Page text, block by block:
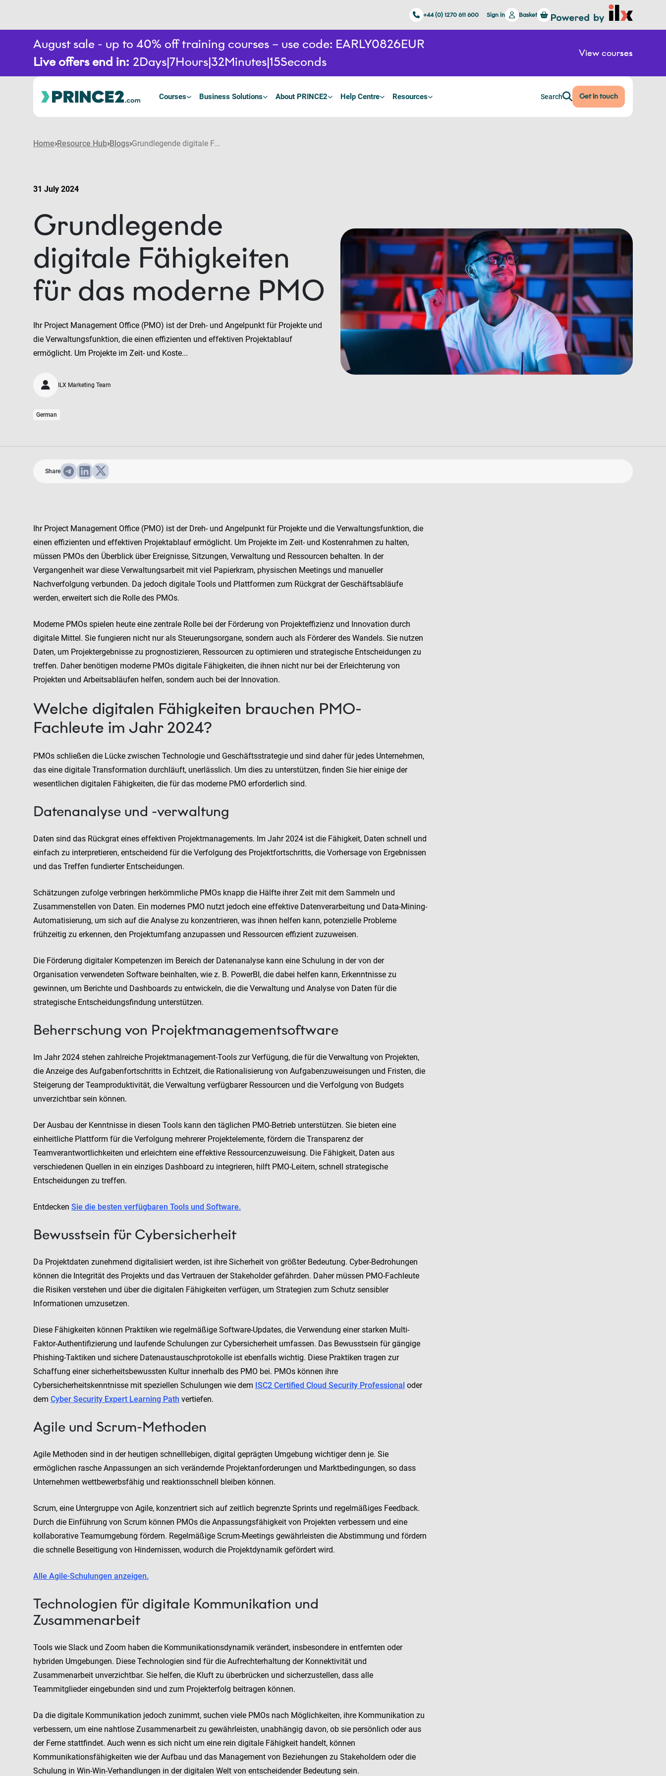
August sale - up to 40% off training courses – use code: EARLY0826EUR
Live offers end in: 2Days 7Hours 32Minutes 14Seconds
View courses
+44 (0) 1270 611 600 Sign in Basket
Courses Business Solutions About PRINCE2 Help Centre Resources Search Get in touch
Home Resource Hub Blogs Grundlegende digitale Fähigkeiten für das moderne PMO
31 July 2024
Grundlegende
digitale Fähigkeiten
für das moderne PMO
Ihr Project Management Office (PMO) ist der Dreh- und Angelpunkt für Projekte und
die Verwaltungsfunktion, die einen effizienten und effektiven Projektablauf
ermöglicht. Um Projekte im Zeit- und Koste...
ILX Marketing Team
German
Share
Ihr Project Management Office (PMO) ist der Dreh- und Angelpunkt für Projekte und die Verwaltungsfunktion, die
einen effizienten und effektiven Projektablauf ermöglicht. Um Projekte im Zeit- und Kostenrahmen zu halten,
müssen PMOs den Überblick über Ereignisse, Sitzungen, Verwaltung und Ressourcen behalten. In der
Vergangenheit war diese Verwaltungsarbeit mit viel Papierkram, physischen Meetings und manueller
Nachverfolgung verbunden. Da jedoch digitale Tools und Plattformen zum Rückgrat der Geschäftsabläufe
werden, erweitert sich die Rolle des PMOs.
Moderne PMOs spielen heute eine zentrale Rolle bei der Förderung von Projekteffizienz und Innovation durch
digitale Mittel. Sie fungieren nicht nur als Steuerungsorgane, sondern auch als Förderer des Wandels. Sie nutzen
Daten, um Projektergebnisse zu prognostizieren, Ressourcen zu optimieren und strategische Entscheidungen zu
treffen. Daher benötigen moderne PMOs digitale Fähigkeiten, die ihnen nicht nur bei der Erleichterung von
Projekten und Arbeitsabläufen helfen, sondern auch bei der Innovation.
Welche digitalen Fähigkeiten brauchen PMO-
Fachleute im Jahr 2024?
PMOs schließen die Lücke zwischen Technologie und Geschäftsstrategie und sind daher für jedes Unternehmen,
das eine digitale Transformation durchläuft, unerlässlich. Um dies zu unterstützen, finden Sie hier einige der
wesentlichen digitalen Fähigkeiten, die für das moderne PMO erforderlich sind.
Datenanalyse und -verwaltung
Daten sind das Rückgrat eines effektiven Projektmanagements. Im Jahr 2024 ist die Fähigkeit, Daten schnell und
einfach zu interpretieren, entscheidend für die Verfolgung des Projektfortschritts, die Vorhersage von Ergebnissen
und das Treffen fundierter Entscheidungen.
Schätzungen zufolge verbringen herkömmliche PMOs knapp die Hälfte ihrer Zeit mit dem Sammeln und
Zusammenstellen von Daten. Ein modernes PMO nutzt jedoch eine effektive Datenverarbeitung und Data-Mining-
Automatisierung, um sich auf die Analyse zu konzentrieren, was ihnen helfen kann, potenzielle Probleme
frühzeitig zu erkennen, den Projektumfang anzupassen und Ressourcen effizient zuzuweisen.
Die Förderung digitaler Kompetenzen im Bereich der Datenanalyse kann eine Schulung in der von der
Organisation verwendeten Software beinhalten, wie z. B. PowerBI, die dabei helfen kann, Erkenntnisse zu
gewinnen, um Berichte und Dashboards zu entwickeln, die die Verwaltung und Analyse von Daten für die
strategische Entscheidungsfindung unterstützen.
Beherrschung von Projektmanagementsoftware
Im Jahr 2024 stehen zahlreiche Projektmanagement-Tools zur Verfügung, die für die Verwaltung von Projekten,
die Anzeige des Aufgabenfortschritts in Echtzeit, die Rationalisierung von Aufgabenzuweisungen und Fristen, die
Steigerung der Teamproduktivität, die Verwaltung verfügbarer Ressourcen und die Verfolgung von Budgets
unverzichtbar sein können.
Der Ausbau der Kenntnisse in diesen Tools kann den täglichen PMO-Betrieb unterstützen. Sie bieten eine
einheitliche Plattform für die Verfolgung mehrerer Projektelemente, fördern die Transparenz der
Teamverantwortlichkeiten und erleichtern eine effektive Ressourcenzuweisung. Die Fähigkeit, Daten aus
verschiedenen Quellen in ein einziges Dashboard zu integrieren, hilft PMO-Leitern, schnell strategische
Entscheidungen zu treffen.
Entdecken Sie die besten verfügbaren Tools und Software.
Bewusstsein für Cybersicherheit
Da Projektdaten zunehmend digitalisiert werden, ist ihre Sicherheit von größter Bedeutung. Cyber-Bedrohungen
können die Integrität des Projekts und das Vertrauen der Stakeholder gefährden. Daher müssen PMO-Fachleute
die Risiken verstehen und über die digitalen Fähigkeiten verfügen, um Strategien zum Schutz sensibler
Informationen umzusetzen.
Diese Fähigkeiten können Praktiken wie regelmäßige Software-Updates, die Verwendung einer starken Multi-
Faktor-Authentifizierung und laufende Schulungen zur Cybersicherheit umfassen. Das Bewusstsein für gängige
Phishing-Taktiken und sichere Datenaustauschprotokolle ist ebenfalls wichtig. Diese Praktiken tragen zur
Schaffung einer sicherheitsbewussten Kultur innerhalb des PMO bei. PMOs können ihre
Cybersicherheitskenntnisse mit speziellen Schulungen wie dem ISC2 Certified Cloud Security Professional oder
dem Cyber Security Expert Learning Path vertiefen.
Agile und Scrum-Methoden
Agile Methoden sind in der heutigen schnelllebigen, digital geprägten Umgebung wichtiger denn je. Sie
ermöglichen rasche Anpassungen an sich verändernde Projektanforderungen und Marktbedingungen, so dass
Unternehmen wettbewerbsfähig und reaktionsschnell bleiben können.
Scrum, eine Untergruppe von Agile, konzentriert sich auf zeitlich begrenzte Sprints und regelmäßiges Feedback.
Durch die Einführung von Scrum können PMOs die Anpassungsfähigkeit von Projekten verbessern und eine
kollaborative Teamumgebung fördern. Regelmäßige Scrum-Meetings gewährleisten die Abstimmung und fördern
die schnelle Beseitigung von Hindernissen, wodurch die Projektdynamik gefördert wird.
Alle Agile-Schulungen anzeigen.
Technologien für digitale Kommunikation und
Zusammenarbeit
Tools wie Slack und Zoom haben die Kommunikationsdynamik verändert, insbesondere in entfernten oder
hybriden Umgebungen. Diese Technologien sind für die Aufrechterhaltung der Konnektivität und
Zusammenarbeit unverzichtbar. Sie helfen, die Kluft zu überbrücken und sicherzustellen, dass alle
Teammitglieder eingebunden sind und zum Projekterfolg beitragen können.
Da die digitale Kommunikation jedoch zunimmt, suchen viele PMOs nach Möglichkeiten, ihre Kommunikation zu
verbessern, um eine nahtlose Zusammenarbeit zu gewährleisten, unabhängig davon, ob sie persönlich oder aus
der Ferne stattfindet. Auch wenn es sich nicht um eine rein digitale Fähigkeit handelt, können
Kommunikationsfähigkeiten wie der Aufbau und das Management von Beziehungen zu Stakeholdern oder die
Schulung in Win-Win-Verhandlungen in der digitalen Welt von entscheidender Bedeutung sein.